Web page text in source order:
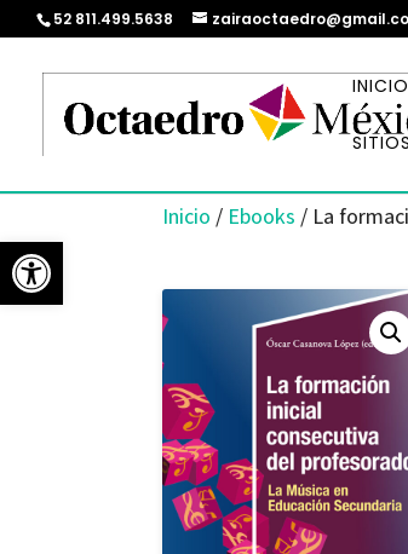
Abrir barra de herramientas
52 811.499.5638
INICIO
Inicio / Ebooks / La